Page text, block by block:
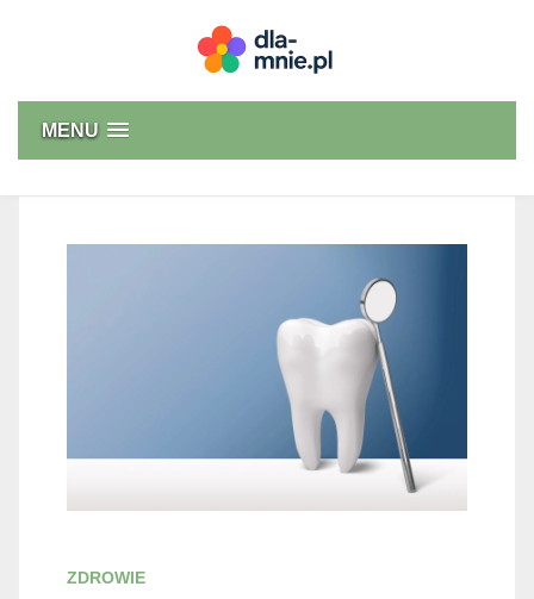
MENU
ZDROWIE